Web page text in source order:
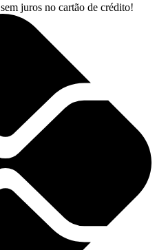
sem juros no cartão de crédito!